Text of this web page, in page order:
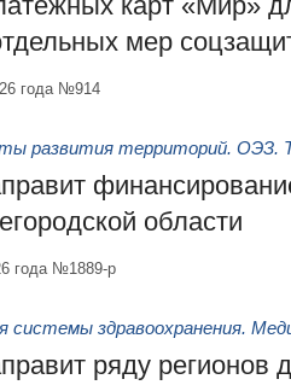
мер
года №914
развития территорий. ОЭЗ.
области
года №1889-р
системы здравоохранения.
ряду регионов